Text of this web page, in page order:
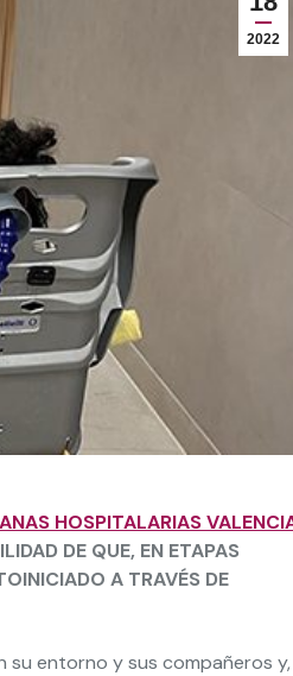
2022
HOSPITALARIAS
DE QUE, EN ETAPAS
A TRAVÉS DE
su entorno y sus compañeros y,